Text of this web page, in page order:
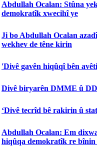
Abdullah Ocalan: Stûna
demokratîk xwecihî ye
Ji bo Abdullah Ocalan
wekhev de têne kirin
'Divê gavên hiqûqî bên
Divê biryarên DMME û
‘Divê tecrîd bê rakirin û
Abdullah Ocalan: Em
hiqûqa demokratîk re bînin